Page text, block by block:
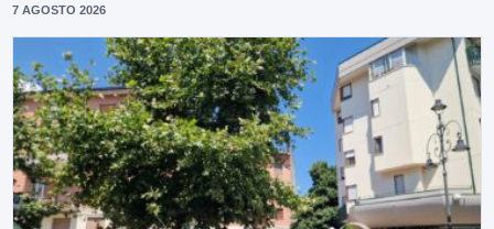
7 AGOSTO 2026